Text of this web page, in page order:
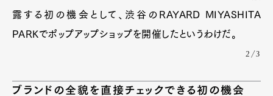
露する初の機会として、渋谷のRAYARD MIYASHITA
PARKでポップアップショップを開催したというわけだ。
2/3
ブランドの全貌を直接チェックできる初の機会